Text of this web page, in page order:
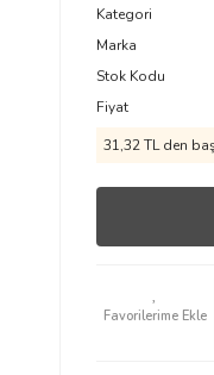
Kategori
Marka
Stok Kodu
Fiyat
31,32 TL den